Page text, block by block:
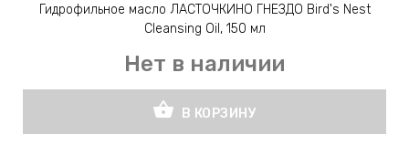
Гидрофильное масло ЛАСТОЧКИНО ГНЕЗДО Bird's Nest
Cleansing Oil, 150 мл
Нет в наличии
shopping_basket В КОРЗИНУ